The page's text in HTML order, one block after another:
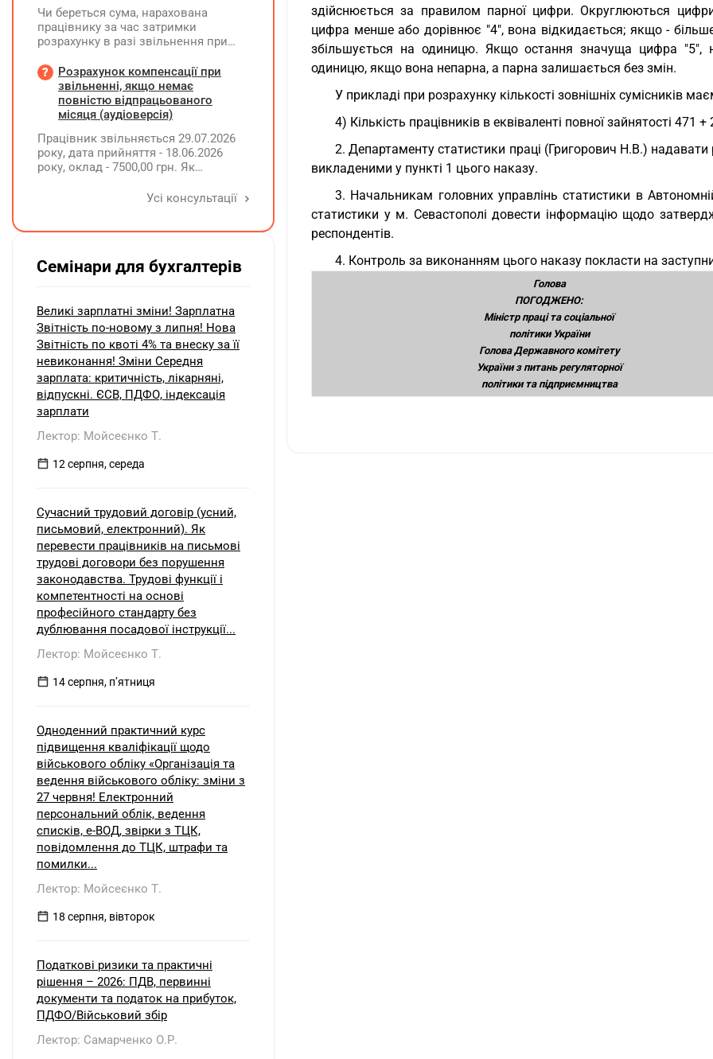
здійснюється за правилом парної цифри. Округлюються
цифра менше або дорівнює "4", вона відкидається; якщо -
збільшується на одиницю. Якщо остання значуща цифра "5",
одиницю, якщо вона непарна, а парна залишається без змін.
У прикладі при розрахунку кількості зовнішніх сумісників
4) Кількість працівників в еквіваленті повної зайнятості 471 +
2. Департаменту статистики праці (Григорович Н.В.)
викладеними у пункті 1 цього наказу.
3. Начальникам головних управлінь статистики в
статистики у м. Севастополі довести інформацію щодо
респондентів.
4. Контроль за виконанням цього наказу покласти на
Голова
ПОГОДЖЕНО:
Міністр праці та соціальної
політики України
Голова Державного комітету
України з питань регуляторної
політики та підприємництва
Чи береться сума, нарахована
працівнику за час затримки
розрахунку в разі звільнення при
заробітної плати (винагороди), для
розрахунку внеску на підтримку
працевлаштування осіб з
інвалідністю?
Розрахунок компенсації при
звільненні, якщо немає
повністю відпрацьованого
місяця (аудіоверсія)
Працівник звільняється 29.07.2026
року, дата прийняття - 18.06.2026
року, оклад - 7500,00 грн. Як
невикористаних днів відпустки при
Усі консультації
Семінари для бухгалтерів
Великі зарплатні зміни! Зарплатна
Звітність по-новому з липня! Нова
Звітність по квоті 4% та внеску за її
невиконання! Зміни Середня
зарплата: критичність, лікарняні,
відпускні. ЄСВ, ПДФО, індексація
зарплати
Лектор: Мойсеєнко Т.
12 серпня, середа
Сучасний трудовий договір (усний,
письмовий, електронний). Як
перевести працівників на письмові
трудові договори без порушення
законодавства. Трудові функції і
компетентності на основі
професійного стандарту без
дублювання посадової інструкції...
Лектор: Мойсеєнко Т.
14 серпня, пʼятниця
Одноденний практичний курс
підвищення кваліфікації щодо
військового обліку «Організація та
ведення військового обліку: зміни з
27 червня! Електронний
персональний облік, ведення
списків, е-ВОД, звірки з ТЦК,
повідомлення до ТЦК, штрафи та
помилки...
Лектор: Мойсеєнко Т.
18 серпня, вівторок
Податкові ризики та практичні
рішення – 2026: ПДВ, первинні
документи та податок на прибуток,
ПДФО/Військовий збір
Лектор: Самарченко О.Р.